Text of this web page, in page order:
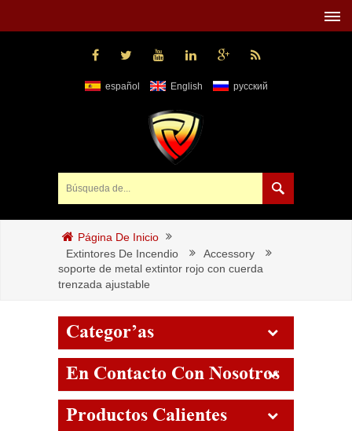
español English русский
Página De Inicio
Extintores De Incendio
Accessory
soporte de metal extintor rojo con cuerda
trenzada ajustable
Categorías
En Contacto Con Nosotros
Productos Calientes